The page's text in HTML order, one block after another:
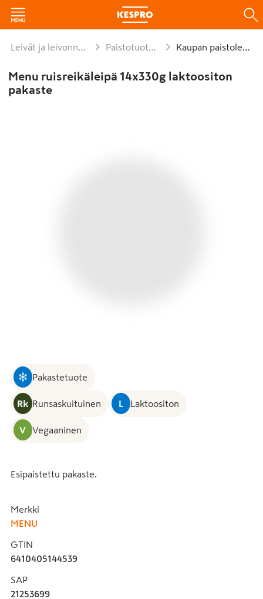
Leivät ja leivonnaiset Paistotuotteet Kaupan paistoleipä
Menu ruisreikäleipä 14x330g laktoositon
pakaste
Pakastetuote
Rk Runsaskuituinen L Laktoositon
V Vegaaninen
Esipaistettu pakaste.
Merkki
MENU
GTIN
6410405144539
SAP
21253699